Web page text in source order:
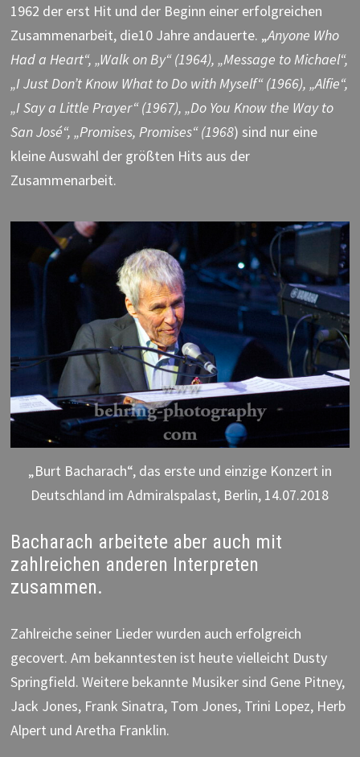
1962 der erst Hit und der Beginn einer erfolgreichen
Zusammenarbeit, die10 Jahre andauerte. „Anyone Who
Had a Heart“, „Walk on By“ (1964), „Message to Michael“,
„I Just Don’t Know What to Do with Myself“ (1966), „Alfie“,
„I Say a Little Prayer“ (1967), „Do You Know the Way to
San José“, „Promises, Promises“ (1968) sind nur eine
kleine Auswahl der größten Hits aus der
Zusammenarbeit.
„Burt Bacharach“, das erste und einzige Konzert in
Deutschland im Admiralspalast, Berlin, 14.07.2018
Bacharach arbeitete aber auch mit
zahlreichen anderen Interpreten
zusammen.
Zahlreiche seiner Lieder wurden auch erfolgreich
gecovert. Am bekanntesten ist heute vielleicht Dusty
Springfield. Weitere bekannte Musiker sind Gene Pitney,
Jack Jones, Frank Sinatra, Tom Jones, Trini Lopez, Herb
Alpert und Aretha Franklin.